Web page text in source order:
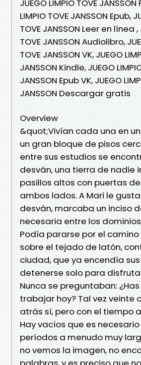
JUEGO LIMPIO TOVE JANSSON
LIMPIO TOVE JANSSON Epub,
TOVE JANSSON Leer en línea ,
TOVE JANSSON Audiolibro,
TOVE JANSSON VK, JUEGO
JANSSON Kindle, JUEGO
JANSSON Epub VK, JUEGO
JANSSON Descargar gratis
Overview
&quot;Vivían cada una en
un gran bloque de pisos
entre sus estudios se
desván, una tierra de nadie
pasillos altos con puertas
ambos lados. A Mari le
desván, marcaba un inciso
necesaria entre los
Podía pararse por el
sobre el tejado de latón,
ciudad, que ya encendía sus
detenerse solo para
Nunca se preguntaban:
trabajar hoy? Tal vez veinte
atrás sí, pero con el tiempo
Hay vacíos que es
períodos a menudo muy
no vemos la imagen, no